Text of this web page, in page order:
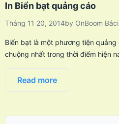
In Biển bạt quảng cáo
Tháng 11 20, 2014by OnBoom Bắc
Biển bạt là một phương tiện
chuộng nhất trong thời điểm hiện
Read more